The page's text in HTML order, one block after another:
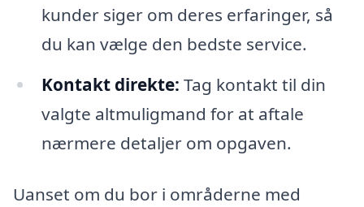
kunder siger om deres erfaringer, så
du kan vælge den bedste service.
Kontakt direkte: Tag kontakt til din
valgte altmuligmand for at aftale
nærmere detaljer om opgaven.
Uanset om du bor i områderne med